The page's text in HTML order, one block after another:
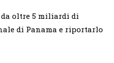
oltre 5 miliardi di
di Panama e riportarlo